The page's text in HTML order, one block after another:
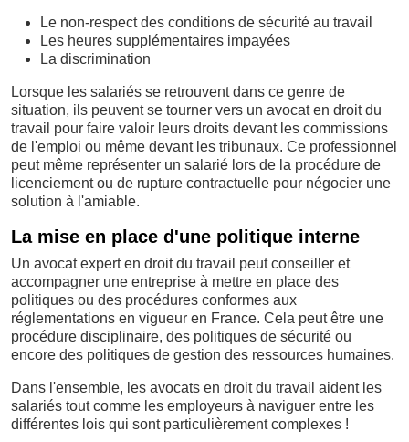
Le non-respect des conditions de sécurité au travail
Les heures supplémentaires impayées
La discrimination
Lorsque les salariés se retrouvent dans ce genre de
situation, ils peuvent se tourner vers un avocat en droit du
travail pour faire valoir leurs droits devant les commissions
de l'emploi ou même devant les tribunaux. Ce professionnel
peut même représenter un salarié lors de la procédure de
licenciement ou de rupture contractuelle pour négocier une
solution à l'amiable.
La mise en place d'une politique interne
Un avocat expert en droit du travail peut conseiller et
accompagner une entreprise à mettre en place des
politiques ou des procédures conformes aux
réglementations en vigueur en France. Cela peut être une
procédure disciplinaire, des politiques de sécurité ou
encore des politiques de gestion des ressources humaines.
Dans l'ensemble, les avocats en droit du travail aident les
salariés tout comme les employeurs à naviguer entre les
différentes lois qui sont particulièrement complexes !